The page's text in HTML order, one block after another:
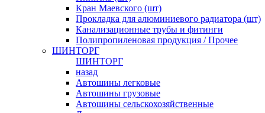
Кран Маевского (шт)
Прокладка для алюминиевого радиатора (шт)
Канализационные трубы и фитинги
Полипропиленовая продукция / Прочее
ШИНТОРГ
ШИНТОРГ
назад
Автошины легковые
Автошины грузовые
Автошины сельскохозяйственные